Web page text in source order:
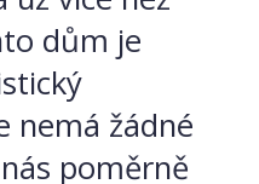
dům je
nemá žádné
poměrně